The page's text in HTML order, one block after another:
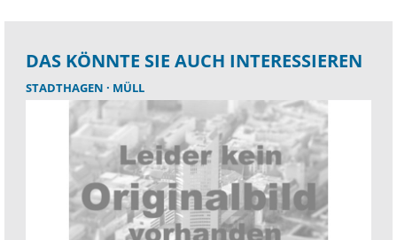
DAS KÖNNTE SIE AUCH INTERESSIEREN
STADTHAGEN MÜLL